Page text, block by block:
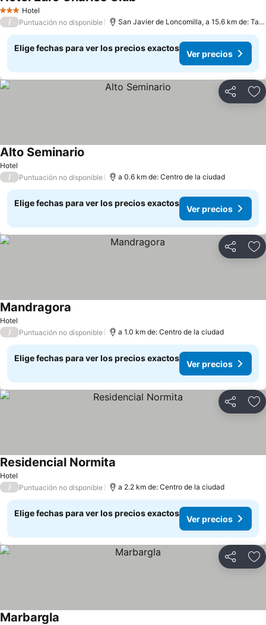
3 Estrellas
Hotel
/ Puntuación no disponible San Javier de Loncomilla, a 15.6 km de: Talca
Elige fechas para ver los precios exactos
Ver precios
Compartir
Hotel
Alto Seminario
/ Puntuación no disponible a 0.6 km de: Centro de la ciudad
Elige fechas para ver los precios exactos
Ver precios
Compartir
Hotel
Mandragora
/ Puntuación no disponible a 1.0 km de: Centro de la ciudad
Elige fechas para ver los precios exactos
Ver precios
Compartir
Hotel
Residencial Normita
/ Puntuación no disponible a 2.2 km de: Centro de la ciudad
Elige fechas para ver los precios exactos
Ver precios
Compartir
Marbargla